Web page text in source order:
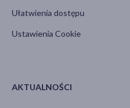
Ułatwienia dostępu
Ustawienia Cookie
AKTUALNOŚCI